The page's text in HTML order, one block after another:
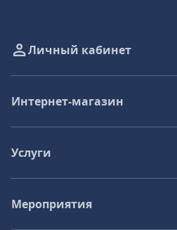
Личный кабинет
Интернет-магазин
Услуги
Мероприятия